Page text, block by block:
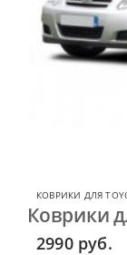
КОВРИКИ ДЛЯ
Коврики
2990 руб.